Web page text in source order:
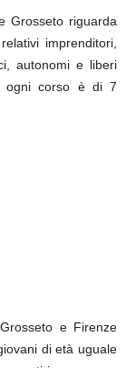
Grosseto riguarda
imprenditori,
autonomi e liberi
ogni corso è di 7
e Firenze
di età uguale